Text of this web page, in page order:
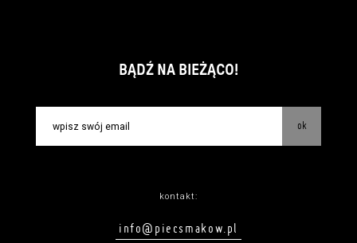
BĄDŹ NA BIEŻĄCO!
ok
kontakt:
info@piecsmakow.pl